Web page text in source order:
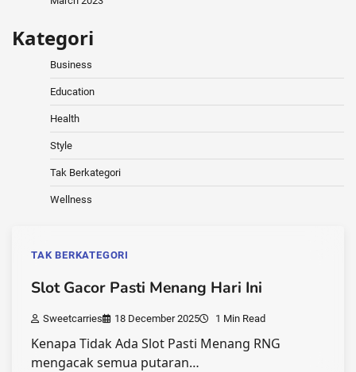
Kategori
Business
Education
Health
Style
Tak Berkategori
Wellness
TAK BERKATEGORI
Slot Gacor Pasti Menang Hari Ini
Sweetcarries 18 December 2025 1 Min Read
Kenapa Tidak Ada Slot Pasti Menang RNG
mengacak semua putaran…